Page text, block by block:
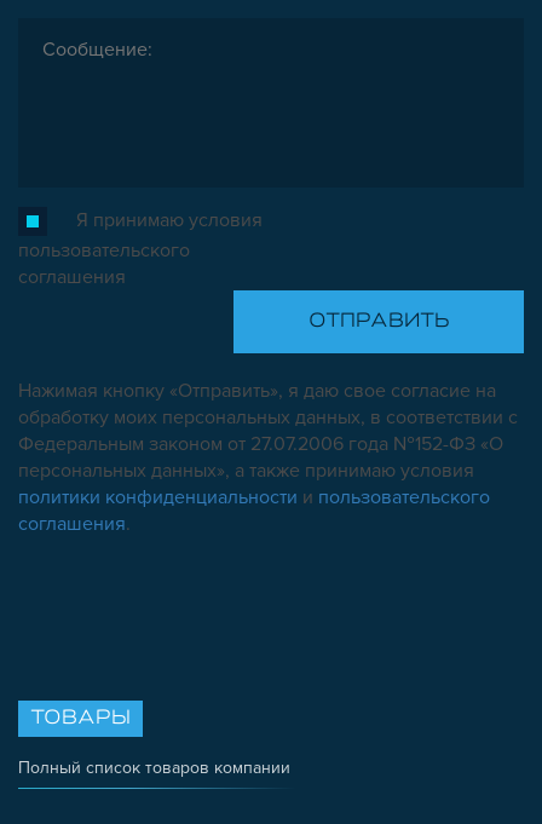
Я принимаю условия
пользовательского
соглашения
Нажимая кнопку «Отправить», я даю свое согласие на
обработку моих персональных данных, в соответствии с
Федеральным законом от 27.07.2006 года №152-ФЗ «О
персональных данных», а также принимаю условия
политики конфиденциальности и пользовательского
соглашения.
ТОВАРЫ
Полный список товаров компании